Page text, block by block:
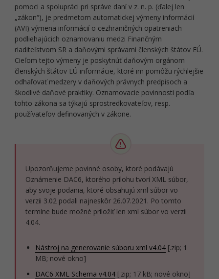
pomoci a spolupráci pri správe daní v z. n. p. (ďalej len
„zákon“), je predmetom automatickej výmeny informácií
(AVI) výmena informácií o cezhraničných opatreniach
podliehajúcich oznamovaniu medzi Finančným
riaditeľstvom SR a daňovými správami členských štátov EÚ.
Cieľom tejto výmeny je poskytnúť daňovým orgánom
členských štátov EÚ informácie, ktoré im pomôžu rýchlejšie
odhaľovať medzery v daňových právnych predpisoch a
škodlivé daňové praktiky. Oznamovacie povinnosti podľa
tohto zákona sa týkajú sprostredkovateľov, resp.
používateľov definovaných v zákone.
Upozorňujeme povinné osoby, ktoré podávajú
Oznámenie DAC6, ktorého prílohu tvorí XML súbor,
aby svoje podania, ktoré obsahujú xml súbor vo
verzii 3.02 podali najneskôr 26.07.2021. Po tomto
termíne bude možné priložiť len xml súbor vo verzii
4.04.
Nástroj na generovanie súboru xml v4.04 [.zip; 1
MB; nové okno]
DAC6 XML Schema v4.04 [.zip; 17 kB; nové okno]